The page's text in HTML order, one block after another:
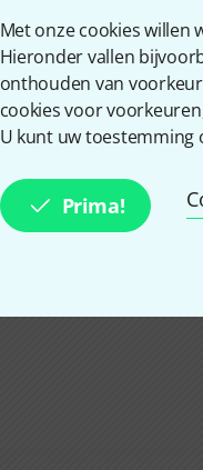
Met onze cookies willen
Hieronder vallen
onthouden van
cookies voor
U kunt uw toestemming
Prima!